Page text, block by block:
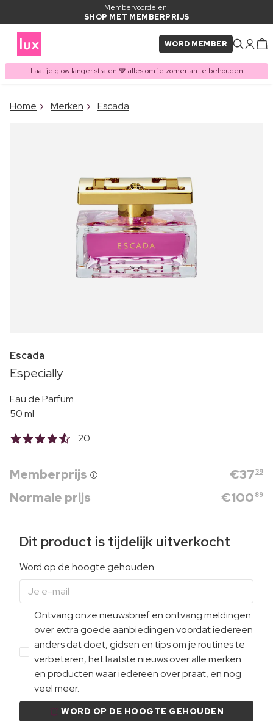
Membervoordelen:
SHOP MET MEMBERPRIJS
WORD MEMBER
Laat je glow langer stralen 🤎 alles om je zomertan te behouden
ITEM TOEGEVOEGD AAN
Home Merken Escada
Escada
Especially
Eau de Parfum
50 ml
20
Memberprijs €3739
Normale prijs €100 89
Dit product is tijdelijk uitverkocht
Word op de hoogte gehouden
Ontvang onze nieuwsbrief en ontvang meldingen
over extra goede aanbiedingen voordat iedereen
anders dat doet, gidsen en tips om je routines te
verbeteren, het laatste nieuws over alle merken
en producten waar iedereen over praat, en nog
veel meer.
WORD OP DE HOOGTE GEHOUDEN